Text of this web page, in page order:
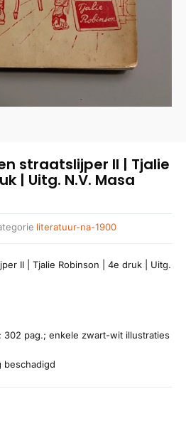
straatslijper II | Tjalie
| Uitg. N.V. Masa
literatuur-na-1900
II | Tjalie Robinson | 4e druk | Uitg.
302 pag.; enkele zwart-wit illustraties
beschadigd